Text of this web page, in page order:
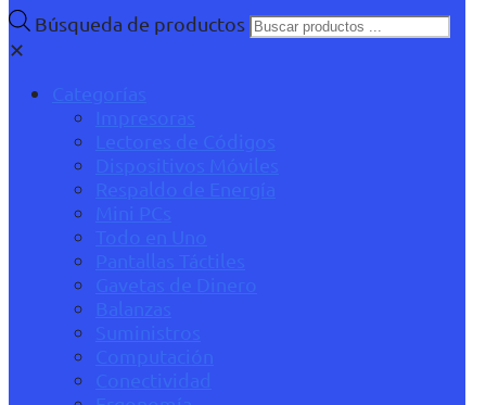
Búsqueda de productos
✕
Categorías
Impresoras
Lectores de Códigos
Dispositivos Móviles
Respaldo de Energía
Mini PCs
Todo en Uno
Pantallas Táctiles
Gavetas de Dinero
Balanzas
Suministros
Computación
Conectividad